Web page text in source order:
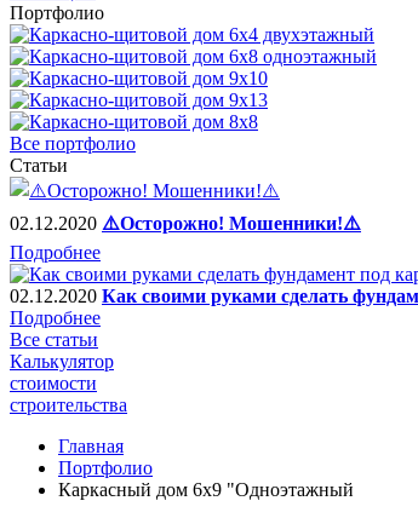
Портфолио
Все портфолио
Статьи
02.12.2020 ⚠️Осторожно! Мошенники!⚠️
Подробнее
02.12.2020 Как своими руками сделать
Подробнее
Все статьи
Калькулятор
стоимости
строительства
Главная
Портфолио
Каркасный дом 6х9 "Одноэтажный